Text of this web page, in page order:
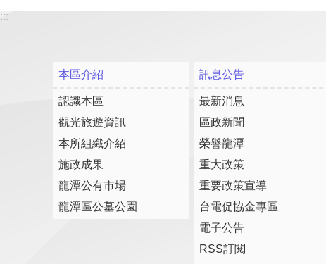
:::
本區介紹
認識本區
觀光旅遊資訊
本所組織介紹
施政成果
龍潭公有市場
龍潭區公墓公園
訊息公告
最新消息
區政新聞
榮譽龍潭
重大政策
重要政策宣導
台電促協金專區
電子公告
RSS訂閱